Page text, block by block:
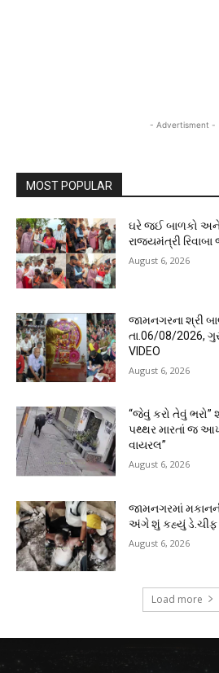
- Advertisment -
MOST POPULAR
ઘરે જઈ બાળકો
રાજ્યમંત્રી રિવાબા
August 6, 2026
જામનગરના શ્રી
તા.06/08/2026,
VIDEO
August 6, 2026
“જેવું કરો તેવું
પથ્થર મારતાં જ
વાયરલ”
August 6, 2026
જામનગરમાં
અંગે શું કહ્યું ડે.ચીફ
August 6, 2026
Load more